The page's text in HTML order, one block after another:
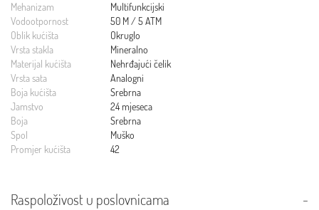
Mehanizam
Multifunkcijski
Vodootpornost
50 M / 5 ATM
Oblik kućišta
Okruglo
Vrsta stakla
Mineralno
Materijal kućišta
Nehrđajući čelik
Vrsta sata
Analogni
Boja kućišta
Srebrna
Jamstvo
24 mjeseca
Boja
Srebrna
Spol
Muško
Promjer kućišta
42
Raspoloživost u poslovnicama